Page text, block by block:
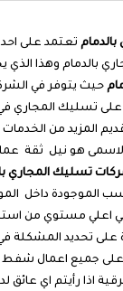
تعتمد على
بالدمام وهذا الذي
حيث يتوفر في
على تسليك المجاري
المزيد من
هو نيل ثقة
تسليك المجاري
الموجودة داخل
اعلي مستوي من
على تحديد المشكلة
جميع اعمال شفط
اذا رأيتم اي عائق